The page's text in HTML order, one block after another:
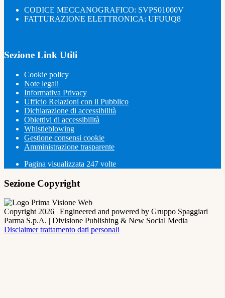
CODICE MECCANOGRAFICO: SVPS01000V
FATTURAZIONE ELETTRONICA: UFUUQ8
Sezione Link Utili
Cookie policy
Note legali
Informativa Privacy
Ufficio Relazioni con il Pubblico
Dichiarazione di accessibilità
Obiettivi di accessibilità
Whistleblowing
Gestione consensi cookie
Amministrazione trasparente
Pagina visualizzata 247 volte
Sezione Copyright
Copyright 2026 | Engineered and powered by Gruppo Spaggiari
Parma S.p.A. | Divisione Publishing & New Social Media
Disclaimer trattamento dati personali